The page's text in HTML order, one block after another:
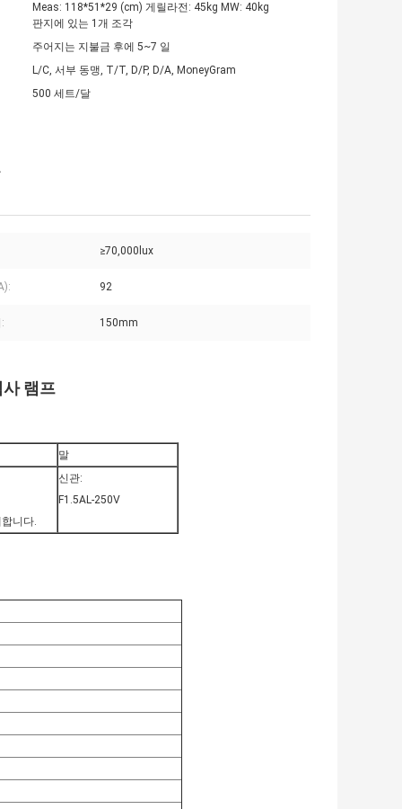
Meas: 118*51*29 (cm) 게릴라전: 45kg MW: 40kg
판지에 있는 1개 조각
주어지는 지불금 후에 5~7 일
L/C, 서부 동맹, T/T, D/P, D/A, MoneyGram
500 세트/달
≥70,000lux
92
150mm
램프
말
니다.
신관:
F1.5AL-250V